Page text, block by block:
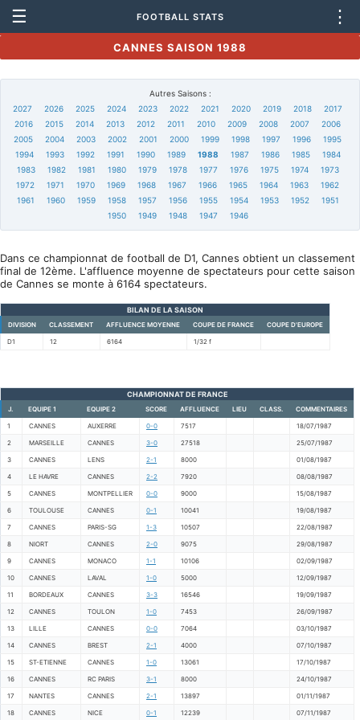
☰ FOOTBALL STATS ⋮
CANNES SAISON 1988
Autres Saisons :
2027
2026 2025 2024 2023 2022 2021 2020 2019 2018
2017
2016
2015 2014 2013 2012 2011 2010 2009 2008 2007
2006
2005
2004 2003 2002 2001 2000 1999 1998 1997 1996
1995
1994
1993 1992 1991 1990 1989 1988 1987 1986 1985
1984
1983
1982 1981 1980 1979 1978 1977 1976 1975 1974
1973
1972
1971 1970 1969 1968 1967 1966 1965 1964 1963
1962
1961
1960 1959 1958 1957 1956 1955 1954 1953 1952
1951
1950
1949 1948 1947 1946
Dans ce championnat de football de D1, Cannes obtient un classement
final de 12ème. L'affluence moyenne de spectateurs pour cette saison
de Cannes se monte à 6164 spectateurs.
BILAN DE LA SAISON
DIVISION CLASSEMENT AFFLUENCE MOYENNE COUPE DE FRANCE COUPE D'EUROPE
D1 12 6164 1/32 f
CHAMPIONNAT DE FRANCE
J. EQUIPE 1 EQUIPE 2 SCORE AFFLUENCE LIEU CLASS. COMMENTAIRES
1 CANNES AUXERRE 0-0 7517 18/07/1987
2 MARSEILLE CANNES 3-0 27518 25/07/1987
3 CANNES LENS 2-1 8000 01/08/1987
4 LE HAVRE CANNES 2-2 7920 08/08/1987
5 CANNES MONTPELLIER 0-0 9000 15/08/1987
6 TOULOUSE CANNES 0-1 10041 19/08/1987
7 CANNES PARIS-SG 1-3 10507 22/08/1987
8 NIORT CANNES 2-0 9075 29/08/1987
9 CANNES MONACO 1-1 10106 02/09/1987
10 CANNES LAVAL 1-0 5000 12/09/1987
11 BORDEAUX CANNES 3-3 16546 19/09/1987
12 CANNES TOULON 1-0 7453 26/09/1987
13 LILLE CANNES 0-0 7064 03/10/1987
14 CANNES BREST 2-1 4000 07/10/1987
15 ST-ETIENNE CANNES 1-0 13061 17/10/1987
16 CANNES RC PARIS 3-1 8000 24/10/1987
17 NANTES CANNES 2-1 13897 01/11/1987
18 CANNES NICE 0-1 12239 07/11/1987